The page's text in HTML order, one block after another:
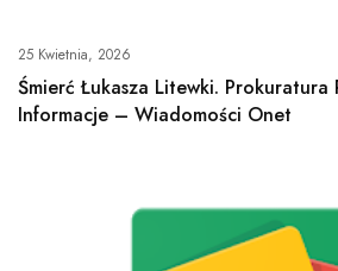
25 Kwietnia, 2026
Śmierć Łukasza Litewki. Prokuratura
Informacje – Wiadomości Onet